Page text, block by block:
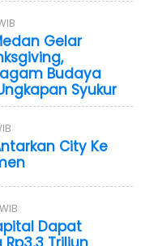
Gelar
Budaya
Syukur
City Ke
Dapat